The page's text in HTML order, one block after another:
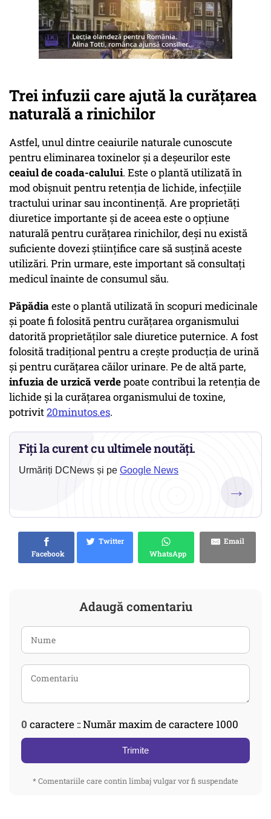
Trei infuzii care ajută la curățarea
naturală a rinichilor
Astfel, unul dintre ceaiurile naturale cunoscute
pentru eliminarea toxinelor și a deșeurilor este
ceaiul de coada-calului. Este o plantă utilizată în
mod obișnuit pentru retenția de lichide, infecțiile
tractului urinar sau incontinență. Are proprietăți
diuretice importante și de aceea este o opțiune
naturală pentru curățarea rinichilor, deși nu există
suficiente dovezi științifice care să susțină aceste
utilizări. Prin urmare, este important să consultați
medicul înainte de consumul său.
Păpădiaeste o plantă utilizată în scopuri medicinale
și poate fi folosită pentru curățarea organismului
datorită proprietăților sale diuretice puternice. A fost
folosită tradițional pentru a crește producția de urină
și pentru curățarea căilor urinare. Pe de altă parte,
infuzia de urzică verdepoate contribui la retenția de
lichide și la curățarea organismului de toxine,
potrivit20minutos.es.
Fiți la curent cu ultimele noutăți.
Urmăriți DCNews și pe Google News
→
Facebook
Twitter
WhatsApp
Email
Adaugă comentariu
0 caractere :: Număr maxim de caractere 1000
Trimite
* Comentariile care contin limbaj vulgar vor fi suspendate